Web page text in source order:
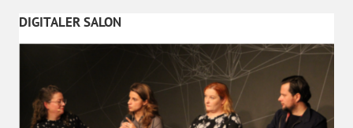
DIGITALER SALON